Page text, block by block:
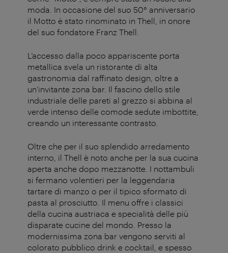
moda. In occasione del suo 50° anniversario
il Motto è stato rinominato in Thell, in onore
del suo fondatore Franz Thell.
L’accesso dalla poco appariscente porta
metallica svela un ristorante di alta
gastronomia dal raffinato design, oltre a
un’invitante zona bar. Il fascino dello stile
industriale delle pareti al grezzo si abbina al
verde intenso delle comode sedute imbottite,
creando un interessante contrasto.
Oltre che per il suo splendido arredamento
interno, il Thell è noto anche per la sua cucina
aperta anche dopo mezzanotte. I nottambuli
si fermano volentieri per la leggendaria
tartare di manzo o per il tipico sformato di
pasta al prosciutto. Il menu offre i classici
della cucina austriaca e specialità delle più
disparate cucine del mondo. Presso la
modernissima zona bar vengono serviti al
colorato pubblico drink e cocktail, e spesso